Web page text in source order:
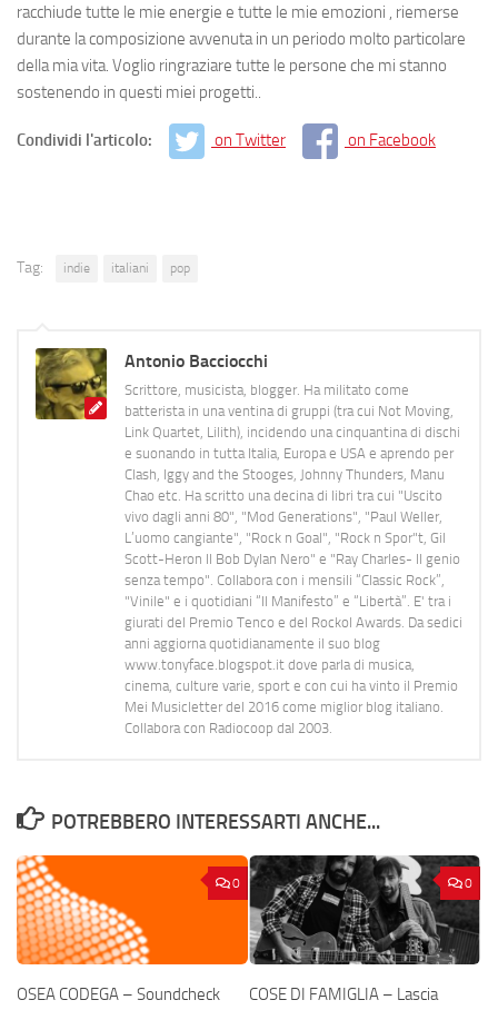
racchiude tutte le mie energie e tutte le mie emozioni , riemerse
durante la composizione avvenuta in un periodo molto particolare
della mia vita. Voglio ringraziare tutte le persone che mi stanno
sostenendo in questi miei progetti..
Condividi l'articolo: on Twitter on Facebook
Tag: indie italiani pop
Antonio Bacciocchi
Scrittore, musicista, blogger. Ha militato come
batterista in una ventina di gruppi (tra cui Not Moving,
Link Quartet, Lilith), incidendo una cinquantina di dischi
e suonando in tutta Italia, Europa e USA e aprendo per
Clash, Iggy and the Stooges, Johnny Thunders, Manu
Chao etc. Ha scritto una decina di libri tra cui "Uscito
vivo dagli anni 80", "Mod Generations", "Paul Weller,
L’uomo cangiante", "Rock n Goal", "Rock n Spor"t, Gil
Scott-Heron Il Bob Dylan Nero" e "Ray Charles- Il genio
senza tempo". Collabora con i mensili “Classic Rock”,
"Vinile" e i quotidiani “Il Manifesto” e “Libertà”. E' tra i
giurati del Premio Tenco e del Rockol Awards. Da sedici
anni aggiorna quotidianamente il suo blog
www.tonyface.blogspot.it dove parla di musica,
cinema, culture varie, sport e con cui ha vinto il Premio
Mei Musicletter del 2016 come miglior blog italiano.
Collabora con Radiocoop dal 2003.
POTREBBERO INTERESSARTI ANCHE...
0
OSEA CODEGA – Soundcheck
0
COSE DI FAMIGLIA – Lascia